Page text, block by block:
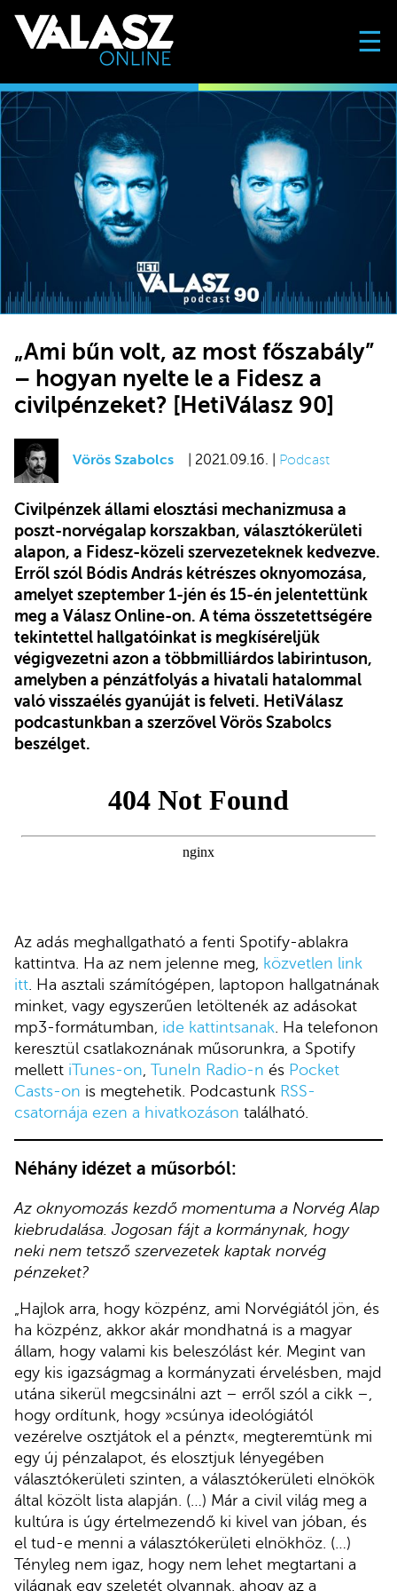
☰
„Ami bűn volt, az most főszabály”
– hogyan nyelte le a Fidesz a
civilpénzeket? [HetiVálasz 90]
Vörös Szabolcs | 2021.09.16. | Podcast
Civilpénzek állami elosztási mechanizmusa a
poszt-norvégalap korszakban, választókerületi
alapon, a Fidesz-közeli szervezeteknek kedvezve.
Erről szól Bódis András kétrészes oknyomozása,
amelyet szeptember 1-jén és 15-én jelentettünk
meg a Válasz Online-on. A téma összetettségére
tekintettel hallgatóinkat is megkíséreljük
végigvezetni azon a többmilliárdos labirintuson,
amelyben a pénzátfolyás a hivatali hatalommal
való visszaélés gyanúját is felveti. HetiVálasz
podcastunkban a szerzővel Vörös Szabolcs
beszélget.
Az adás meghallgatható a fenti Spotify-ablakra
kattintva. Ha az nem jelenne meg, közvetlen link
itt. Ha asztali számítógépen, laptopon hallgatnának
minket, vagy egyszerűen letöltenék az adásokat
mp3-formátumban, ide kattintsanak. Ha telefonon
keresztül csatlakoznának műsorunkra, a Spotify
mellett iTunes-on, TuneIn Radio-n és Pocket
Casts-on is megtehetik. Podcastunk RSS-
csatornája ezen a hivatkozáson található.
Néhány idézet a műsorból:
Az oknyomozás kezdő momentuma a Norvég Alap
kiebrudalása. Jogosan fájt a kormánynak, hogy
neki nem tetsző szervezetek kaptak norvég
pénzeket?
„Hajlok arra, hogy közpénz, ami Norvégiától jön, és
ha közpénz, akkor akár mondhatná is a magyar
állam, hogy valami kis beleszólást kér. Megint van
egy kis igazságmag a kormányzati érvelésben, majd
utána sikerül megcsinálni azt – erről szól a cikk –,
hogy ordítunk, hogy »csúnya ideológiától
vezérelve osztjátok el a pénzt«, megteremtünk mi
egy új pénzalapot, és elosztjuk lényegében
választókerületi szinten, a választókerületi elnökök
által közölt lista alapján. (…) Már a civil világ meg a
kultúra is úgy értelmezendő ki kivel van jóban, és
el tud-e menni a választókerületi elnökhöz. (…)
Tényleg nem igaz, hogy nem lehet megtartani a
világnak egy szeletét olyannak, ahogy az a